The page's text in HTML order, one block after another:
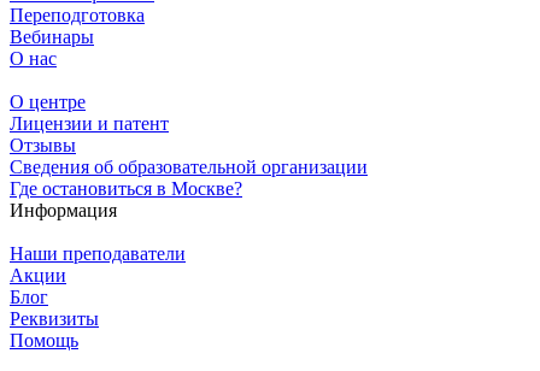
Переподготовка
Вебинары
О нас
О центре
Лицензии и патент
Отзывы
Сведения об образовательной организации
Где остановиться в Москве?
Информация
Наши преподаватели
Акции
Блог
Реквизиты
Помощь